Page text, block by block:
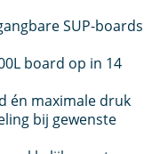
SUP-boards
board op in 14
én maximale druk
bij gewenste